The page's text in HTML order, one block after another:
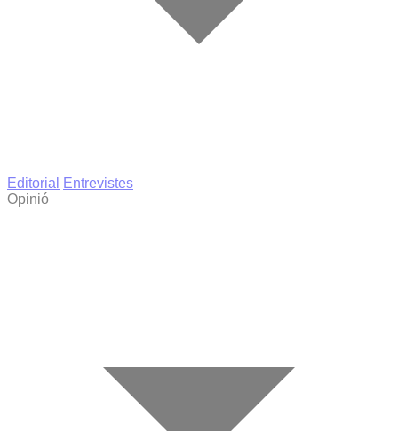
Editorial
Entrevistes
Opinió